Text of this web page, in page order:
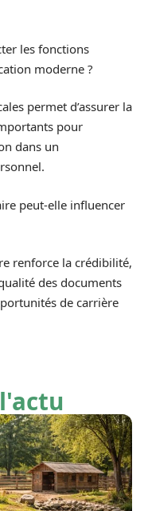
les fonctions
moderne ?
permet d’assurer la
pour
dans un
peut-elle influencer
renforce la crédibilité,
des documents
de carrière